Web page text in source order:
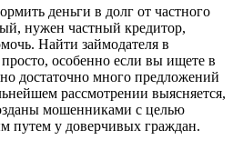
деньги в долг от частного
нужен частный кредитор,
Найти займодателя в
особенно если вы ищете в
достаточно много предложений
рассмотрении выясняется,
мошенниками с целью
путем у доверчивых граждан.